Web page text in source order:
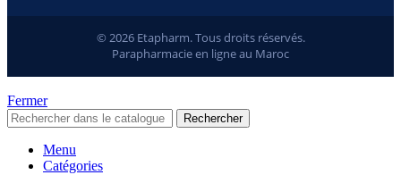
© 2026 Etapharm. Tous droits réservés.
Parapharmacie en ligne au Maroc
Fermer
Rechercher
Menu
Catégories